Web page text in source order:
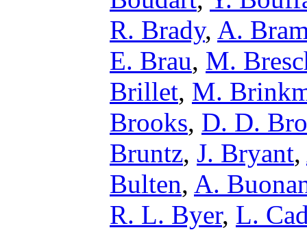
R. Brady, A.
E. Brau, M.
Brillet, M.
Brooks, D. D.
Bruntz, J. Bryant,
Bulten, A.
R. L. Byer, L.